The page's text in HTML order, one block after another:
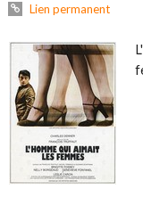
Lien permanent